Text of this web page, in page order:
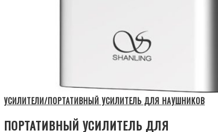
УСИЛИТЕЛИ/ПОРТАТИВНЫЙ УСИЛИТЕЛЬ ДЛЯ НАУШНИКОВ
ПОРТАТИВНЫЙ УСИЛИТЕЛЬ ДЛЯ